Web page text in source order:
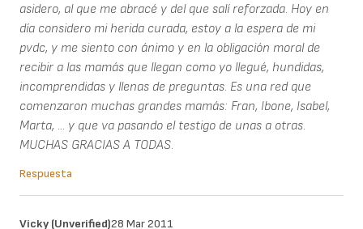
asidero, al que me abracé y del que salí reforzada. Hoy en
día considero mi herida curada, estoy a la espera de mi
pvdc, y me siento con ánimo y en la obligación moral de
recibir a las mamás que llegan como yo llegué, hundidas,
incomprendidas y llenas de preguntas. Es una red que
comenzaron muchas grandes mamás: Fran, Ibone, Isabel,
Marta, ... y que va pasando el testigo de unas a otras.
MUCHAS GRACIAS A TODAS.
Respuesta
Vicky (unverified)28 Mar 2011